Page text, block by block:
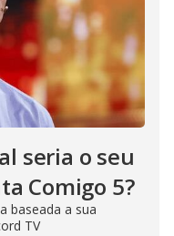
seria o seu
Comigo 5?
baseada a sua
TV